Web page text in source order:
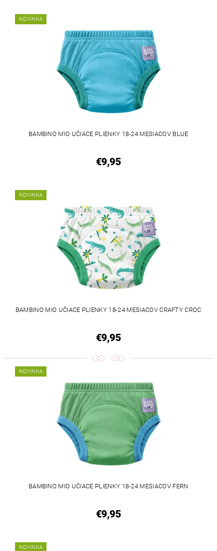
NOVINKA
BAMBINO MIO UČIACE PLIENKY 18-24 MESIACOV BLUE
€9,95
NOVINKA
BAMBINO MIO UČIACE PLIENKY 18-24 MESIACOV CRAFTY CROC
€9,95
NOVINKA
BAMBINO MIO UČIACE PLIENKY 18-24 MESIACOV FERN
€9,95
NOVINKA